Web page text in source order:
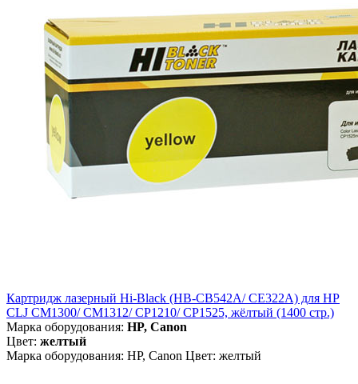
Картридж лазерный Hi-Black (HB-CB542A/ CE322A) для HP
CLJ CM1300/ CM1312/ CP1210/ CP1525, жёлтый (1400 стр.)
Марка оборудования: HP, Canon
Цвет: желтый
Марка оборудования: HP, Canon Цвет: желтый